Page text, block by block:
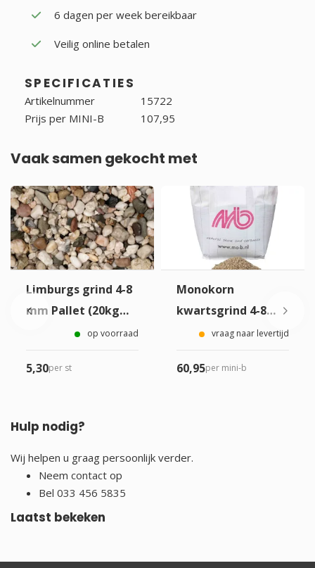
6 dagen per week bereikbaar
Veilig online betalen
SPECIFICATIES
Artikelnummer
15722
Prijs per MINI-B
107,95
Vaak samen gekocht met
Limburgs grind 4-8
mm Pallet (20kg
op voorraad
5,30per st
Monokorn
kwartsgrind 4-8
vraag naar levertijd
60,95per mini-b
Hulp nodig?
Wij helpen u graag persoonlijk verder.
Neem contact op
Bel 033 456 5835
Laatst bekeken